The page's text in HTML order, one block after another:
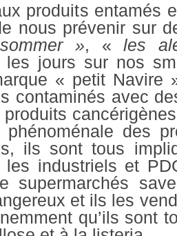
produits entamés
nous prévenir sur
», «
les
les jours sur nos
« petit Navire
contaminés avec
phénoménale des
s, ils sont tous
les industriels et
supermarchés
et ils les
qu’ils sont